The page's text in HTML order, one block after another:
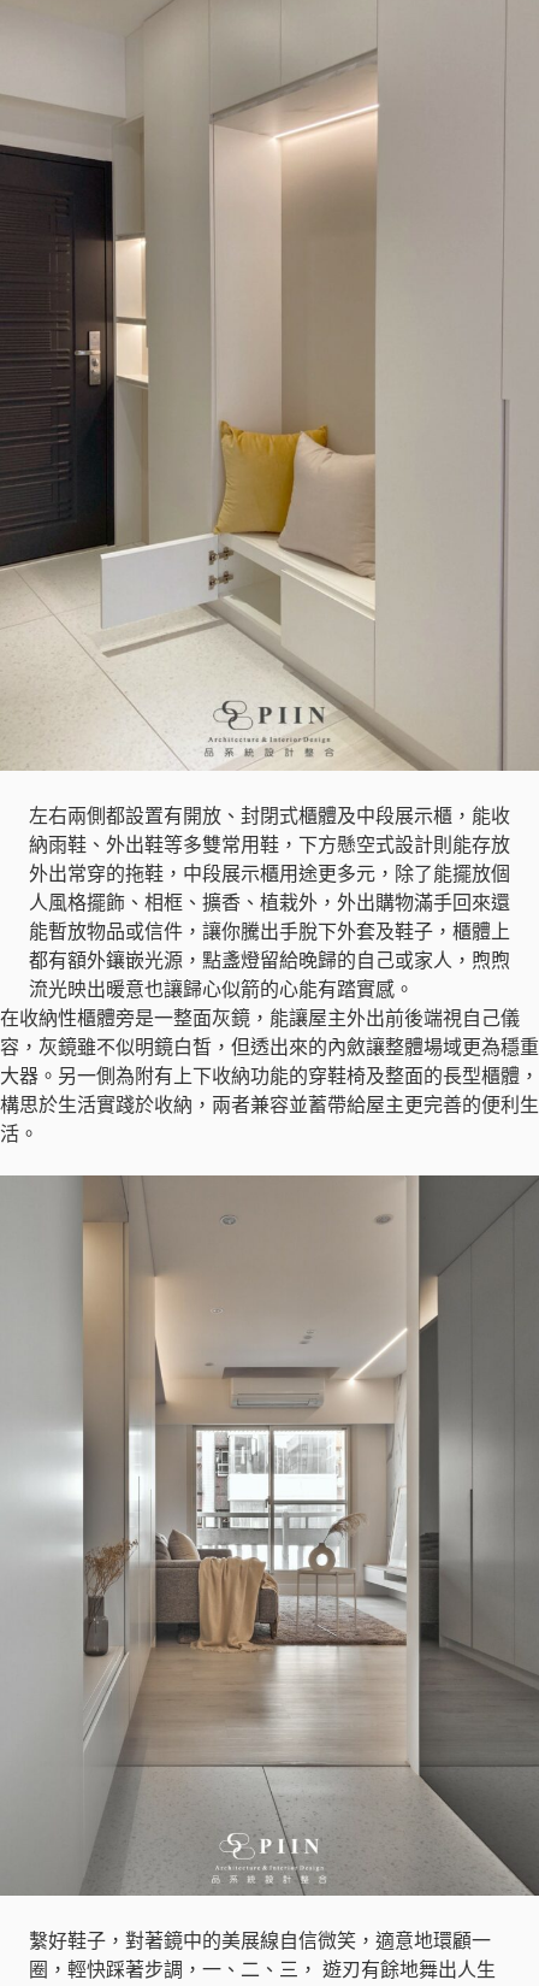
左右兩側都設置有開放、封閉式櫃體及中段展示櫃，能收
納雨鞋、外出鞋等多雙常用鞋，下方懸空式設計則能存放
外出常穿的拖鞋，中段展示櫃用途更多元，除了能擺放個
人風格擺飾、相框、擴香、植栽外，外出購物滿手回來還
能暫放物品或信件，讓你騰出手脫下外套及鞋子，櫃體上
都有額外鑲嵌光源，點盞燈留給晚歸的自己或家人，煦煦
流光映出暖意也讓歸心似箭的心能有踏實感。
在收納性櫃體旁是一整面灰鏡，能讓屋主外出前後端視自己儀
容，灰鏡雖不似明鏡白皙，但透出來的內斂讓整體場域更為穩重
大器。另一側為附有上下收納功能的穿鞋椅及整面的長型櫃體，
構思於生活實踐於收納，兩者兼容並蓄帶給屋主更完善的便利生
活。
繫好鞋子，對著鏡中的美展線自信微笑，適意地環顧一
圈，輕快踩著步調，一、二、三， 遊刃有餘地舞出人生